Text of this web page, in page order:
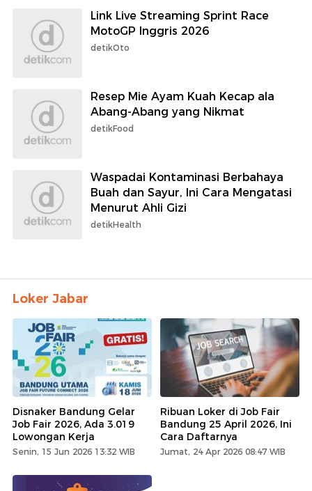
Link Live Streaming Sprint Race
MotoGP Inggris 2026
detikOto
Resep Mie Ayam Kuah Kecap ala
Abang-Abang yang Nikmat
detikFood
Waspadai Kontaminasi Berbahaya
Buah dan Sayur, Ini Cara Mengatasi
Menurut Ahli Gizi
detikHealth
Loker Jabar
Disnaker Bandung Gelar
Job Fair 2026, Ada 3.019
Lowongan Kerja
Senin, 15 Jun 2026 13:32 WIB
Ribuan Loker di Job Fair
Bandung 25 April 2026, Ini
Cara Daftarnya
Jumat, 24 Apr 2026 08:47 WIB